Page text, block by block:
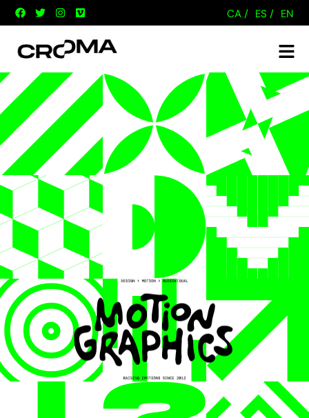
CA / ES / EN